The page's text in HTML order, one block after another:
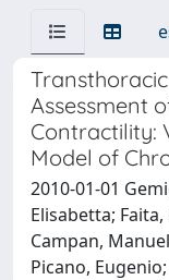
Assessment
Contractility:
Model of
2010-01-01
Elisabetta;
Campan,
Picano,